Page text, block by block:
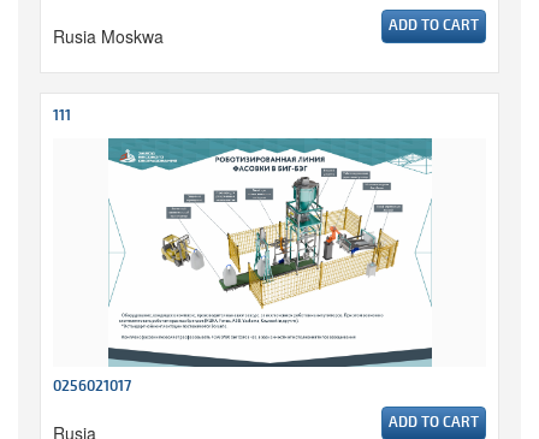
Rusia Moskwa ADD TO CART
111
0256021017
Rusia ADD TO CART